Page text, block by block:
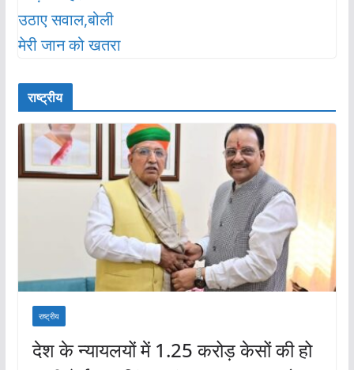
राष्ट्रीय
राष्ट्रीय
देश के न्यायलयों में 1.25 करोड़ केसों की हो